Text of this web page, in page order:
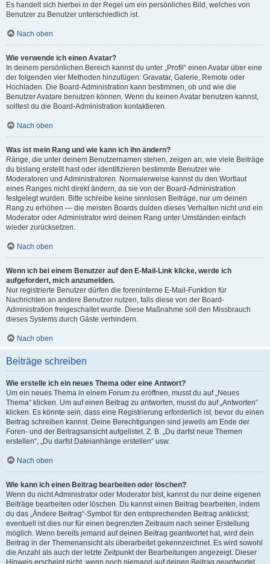
Es handelt sich hierbei in der Regel um ein persönliches Bild, welches von
Benutzer zu Benutzer unterschiedlich ist.
Nach oben
Wie verwende ich einen Avatar?
In deinem persönlichen Bereich kannst du unter „Profil“ einen Avatar über eine
der folgenden vier Methoden hinzufügen: Gravatar, Galerie, Remote oder
Hochladen. Die Board-Administration kann bestimmen, ob und wie die
Benutzer Avatare benutzen können. Wenn du keinen Avatar benutzen kannst,
solltest du die Board-Administration kontaktieren.
Nach oben
Was ist mein Rang und wie kann ich ihn ändern?
Ränge, die unter deinem Benutzernamen stehen, zeigen an, wie viele Beiträge
du bislang erstellt hast oder identifizieren bestimmte Benutzer wie
Moderatoren und Administratoren. Normalerweise kannst du den Wortlaut
eines Ranges nicht direkt ändern, da sie von der Board-Administration
festgelegt wurden. Bitte schreibe keine sinnlosen Beiträge, nur um deinen
Rang zu erhöhen — die meisten Boards dulden dieses Verhalten nicht und ein
Moderator oder Administrator wird deinen Rang unter Umständen einfach
wieder zurücksetzen.
Nach oben
Wenn ich bei einem Benutzer auf den E-Mail-Link klicke, werde ich
aufgefordert, mich anzumelden.
Nur registrierte Benutzer dürfen die foreninterne E-Mail-Funktion für
Nachrichten an andere Benutzer nutzen, falls diese von der Board-
Administration freigeschaltet wurde. Diese Maßnahme soll den Missbrauch
dieses Systems durch Gäste verhindern.
Nach oben
Beiträge schreiben
Wie erstelle ich ein neues Thema oder eine Antwort?
Um ein neues Thema in einem Forum zu eröffnen, musst du auf „Neues
Thema“ klicken. Um auf einen Beitrag zu antworten, musst du auf „Antworten“
klicken. Es könnte sein, dass eine Registrierung erforderlich ist, bevor du einen
Beitrag schreiben kannst. Deine Berechtigungen sind jeweils am Ende der
Foren- und der Beitragsansicht aufgelistet. Z. B. „Du darfst neue Themen
erstellen“, „Du darfst Dateianhänge erstellen“ usw.
Nach oben
Wie kann ich einen Beitrag bearbeiten oder löschen?
Wenn du nicht Administrator oder Moderator bist, kannst du nur deine eigenen
Beiträge bearbeiten oder löschen. Du kannst einen Beitrag bearbeiten, indem
du das „Ändere Beitrag“-Symbol für den entsprechenden Beitrag anklickst;
eventuell ist dies nur für einen begrenzten Zeitraum nach seiner Erstellung
möglich. Wenn bereits jemand auf deinen Beitrag geantwortet hat, wird dein
Beitrag in der Themenansicht als überarbeitet gekennzeichnet. Es wird sowohl
die Anzahl als auch der letzte Zeitpunkt der Bearbeitungen angezeigt. Dieser
Hinweis erscheint nicht, wenn noch niemand auf deinen Beitrag geantwortet